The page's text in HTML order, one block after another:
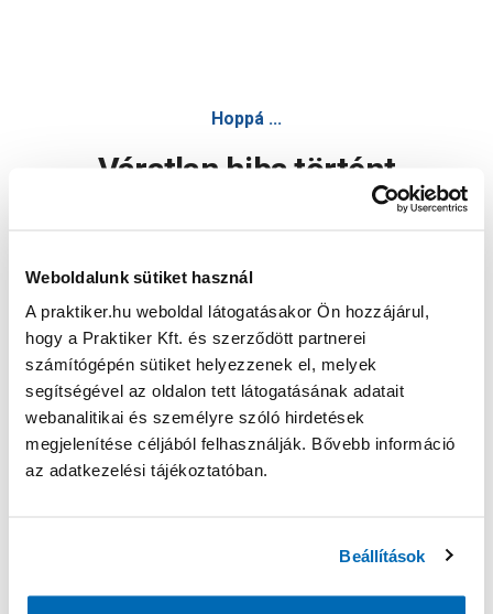
Weboldalunk sütiket használ
A praktiker.hu weboldal látogatásakor Ön hozzájárul,
hogy a Praktiker Kft. és szerződött partnerei
számítógépén sütiket helyezzenek el, melyek
segítségével az oldalon tett látogatásának adatait
webanalitikai és személyre szóló hirdetések
megjelenítése céljából felhasználják. Bővebb információ
az adatkezelési tájékoztatóban.
Beállítások
Hoppá ...
Váratlan hiba történt
Oldal újratöltése